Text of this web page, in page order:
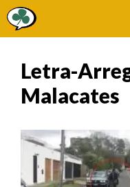
Saltar
Letra-
Malacates